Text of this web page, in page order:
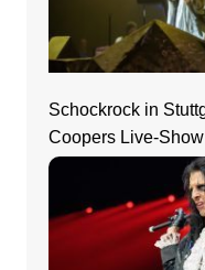
Schockrock in
Coopers Live-Show